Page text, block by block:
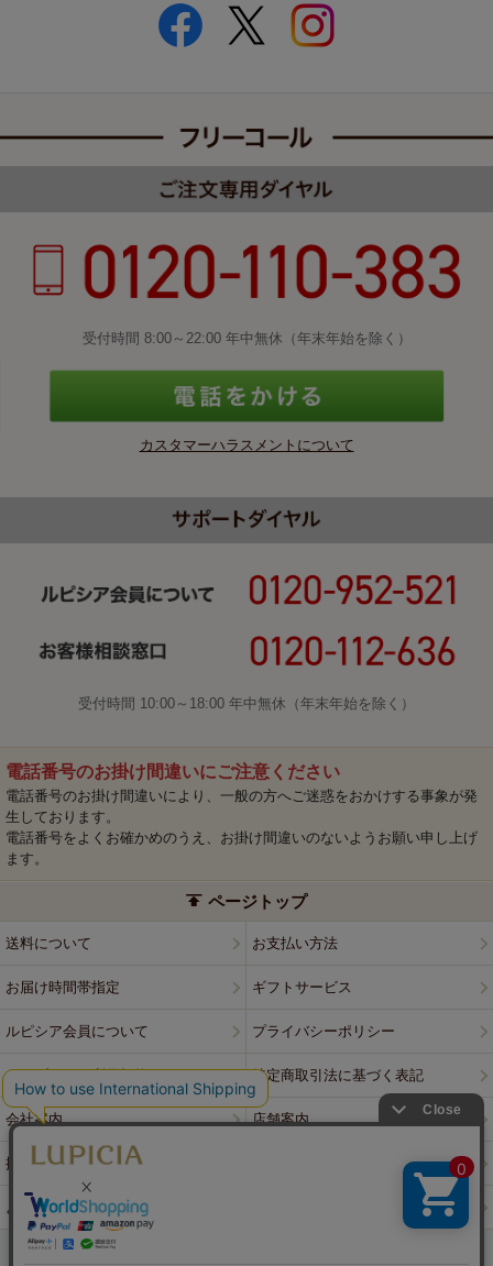
受付時間 8:00～22:00 年中無休（年末年始を除く）
カスタマーハラスメントについて
受付時間 10:00～18:00 年中無休（年末年始を除く）
電話番号のお掛け間違いにご注意ください
電話番号のお掛け間違いにより、一般の方へご迷惑をおかけする事象が発
生しております。
電話番号をよくお確かめのうえ、お掛け間違いのないようお願い申し上げ
ます。
ページトップ
送料について お支払い方法
お届け時間帯指定 ギフトサービス
ルピシア会員について プライバシーポリシー
ウェブサイト利用規約 特定商取引法に基づく表記
会社案内 店舗案内
採用情報
よくある質問